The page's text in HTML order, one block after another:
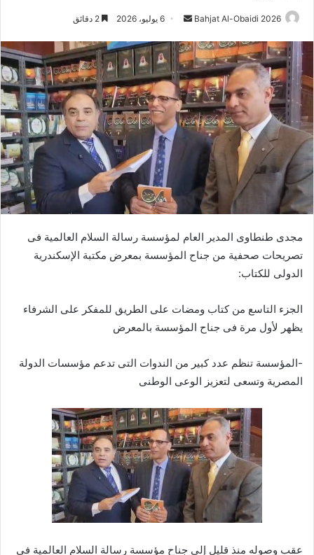
Bahjat Al-Obaidi 2026
أرسل
إلكترونيا
6 يوليو، 2026
مجدى طنطاوى المدير العام لمؤسسة رسالة السلام العالمية فى
تصريحات صحفية من جناح المؤسسة بمعرض مكتبة الإسكندرية
الدولى للكتاب:
الجزء التاسع من كتاب ومضات على الطريق للمفكر على الشرفاء
يظهر لأول مرة فى جناح المؤسسة بالمعرض
-المؤسسة تنظم عدد كبير من الندوات التى تدعم مؤسسات الدولة
المصرية وتسعى لتعزيز الوعى الوطنى
عقب وصوله منذ قليل إلى جناح مؤسسة رسالة السلام العالمية فى